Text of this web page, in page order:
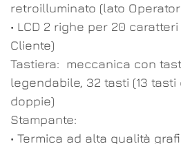
retroilluminato (lato
• LCD 2 righe per 20
Cliente)
Tastiera: meccanica con
legendabile, 32 tasti (13
doppie)
Stampante:
• Termica ad alta qualità